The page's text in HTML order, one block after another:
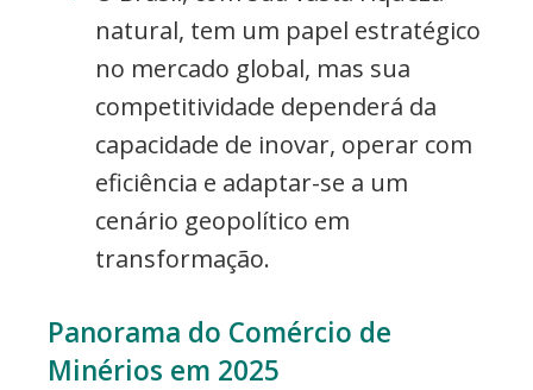
natural, tem um papel estratégico
no mercado global, mas sua
competitividade dependerá da
capacidade de inovar, operar com
eficiência e adaptar-se a um
cenário geopolítico em
transformação.
Panorama do Comércio de
Minérios em 2025